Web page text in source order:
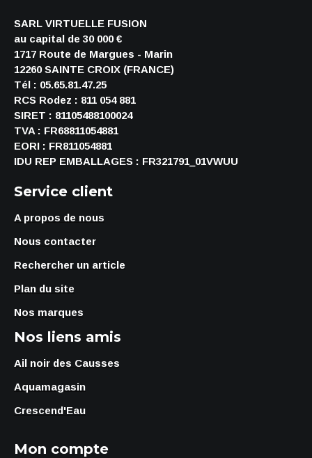
SARL VIRTUELLE FUSION
au capital de 30 000 €
1717 Route de Margues - Marin
12260 SAINTE CROIX (FRANCE)
Tél : 05.65.81.47.25
RCS Rodez : 811 054 881
SIRET : 81105488100024
TVA : FR68811054881
EORI : FR811054881
IDU REP EMBALLAGES : FR321791_01VWUU
Service client
A propos de nous
Nous contacter
Rechercher un article
Plan du site
Nos marques
Nos liens amis
Ail noir des Causses
Aquamagasin
Crescend'Eau
Mon compte